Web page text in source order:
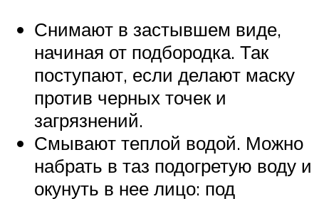
Снимают в застывшем виде,
начиная от подбородка. Так
поступают, если делают маску
против черных точек и
загрязнений.
Смывают теплой водой. Можно
набрать в таз подогретую воду и
окунуть в нее лицо: под